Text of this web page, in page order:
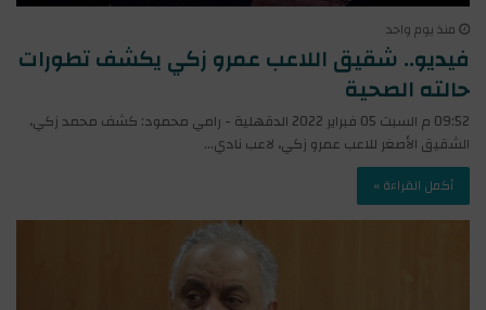
منذ يوم واحد
فيديو.. شقيق اللاعب عمرو زكي يكشف تطورات
حالته الصحية
09:52 م السبت 05 فبراير 2022 الدقهلية - رامي محمود: كشف محمد زكي،
الشقيق الأصغر للاعب عمرو زكي، لاعب نادي…
أكمل القراءة »